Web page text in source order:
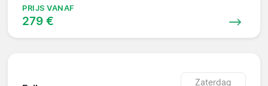
PRIJS VANAF
279 €
Zaterdag